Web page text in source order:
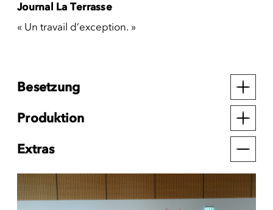
Journal La Terrasse
« Un travail d’exception. »
Besetzung
Produktion
Extras